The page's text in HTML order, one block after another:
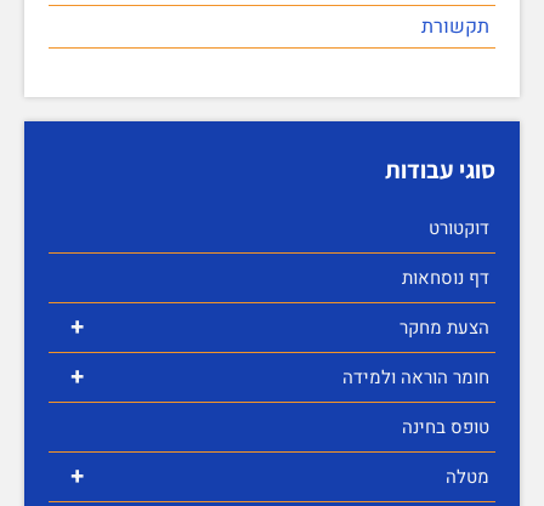
תקשורת
סוגי עבודות
דוקטורט
דף נוסחאות
+ הצעת מחקר
+
חומר הוראה ולמידה
טופס בחינה
+ מטלה